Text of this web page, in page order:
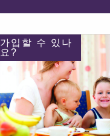
가입할 수 있나
요?